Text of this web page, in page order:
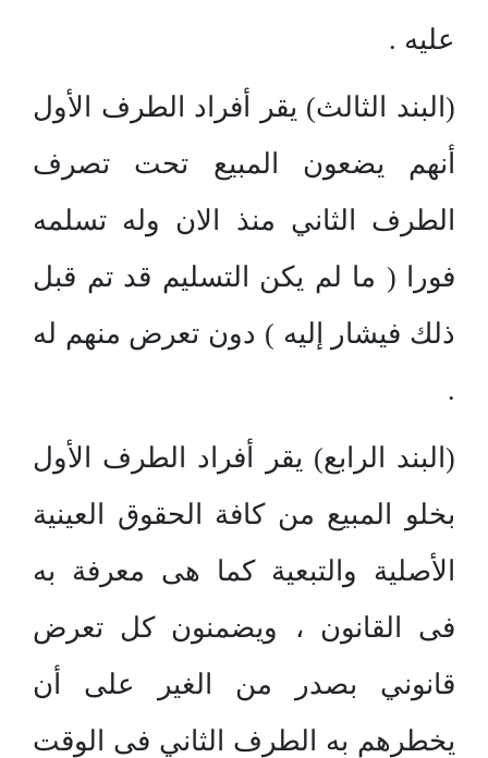
عليه .
(البند الثالث) يقر أفراد الطرف الأول
أنهم يضعون المبيع تحت تصرف
الطرف الثاني منذ الان وله تسلمه
فورا ( ما لم يكن التسليم قد تم قبل
ذلك فيشار إليه ) دون تعرض منهم له
.
(البند الرابع) يقر أفراد الطرف الأول
بخلو المبيع من كافة الحقوق العينية
الأصلية والتبعية كما هى معرفة به
فى القانون ، ويضمنون كل تعرض
قانوني بصدر من الغير على أن
يخطرهم به الطرف الثاني فى الوقت